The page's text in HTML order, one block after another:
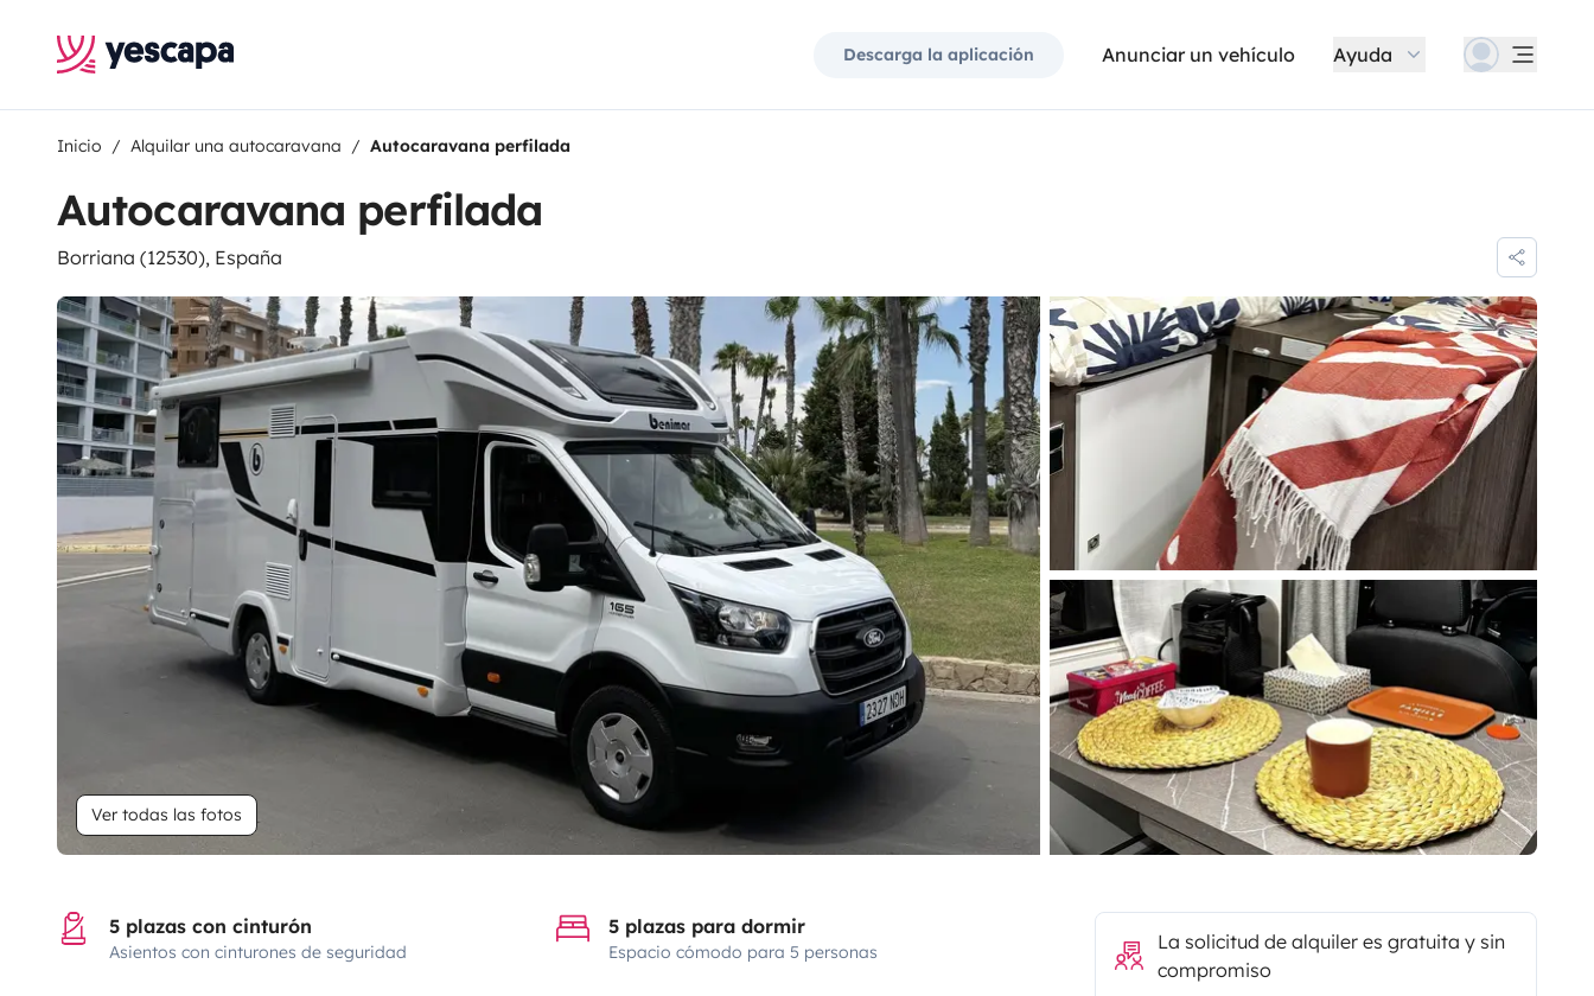
Descarga la aplicación Anunciar un vehículo Ayuda
Inicio Alquilar una autocaravana Autocaravana perfilada
Autocaravana perfilada
Borriana (12530), España
Ver todas las fotos
5 plazas con cinturón
Asientos con cinturones de seguridad
5 plazas para dormir
Espacio cómodo para 5 personas
La solicitud de alquiler es gratuita y sin
compromiso